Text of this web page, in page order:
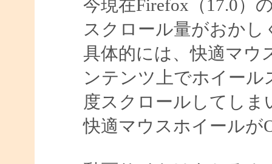
今現在Firefox（17.0）
スクロール量がおか
具体的には、快適マウ
ンテンツ上でホイール
度スクロールしてしま
快適マウスホイールが